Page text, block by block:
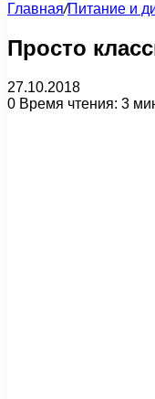
Главная/Питание и
Просто
27.10.2018
0 Время чтения: 3